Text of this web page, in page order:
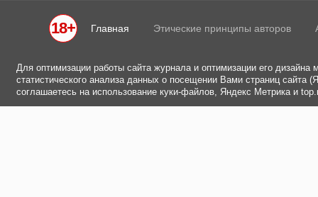
18+ Главная Этические принципы авторов
Для оптимизации работы сайта журнала и оптимизации его
статистического анализа данных о посещении Вами страниц
соглашаетесь на использование куки-файлов, Яндекс Метрика и